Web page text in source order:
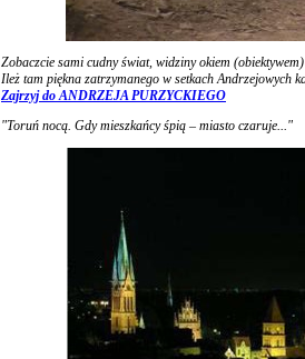
Zobaczcie sami cudny świat, widziny okiem
Ileż tam piękna zatrzymanego w setkach Andrzejowych
Zajrzyj do ANDRZEJA PURZYCKIEGO
"Toruń nocą. Gdy mieszkańcy śpią – miasto czaruje..."